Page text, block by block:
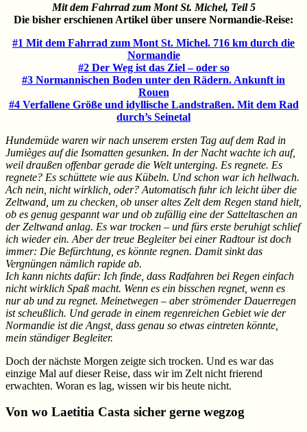
Mit dem Fahrrad zum Mont St. Michel, Teil 5
Die bisher erschienen Artikel über unsere Normandie-Reise:
#1 Mit dem Fahrrad zum Mont St. Michel. 716 km durch die
Normandie
#2 Der Weg ist das Ziel – oder so
#3 Normannischen Boden unter den Rädern. Ankunft in
Rouen
#4 Verfallene Größe und idyllische Landstraßen. Mit dem Rad
durch’s Seinetal
Hundemüde waren wir nach unserem ersten Tag auf dem Rad in
Jumièges auf die Isomatten gesunken. In der Nacht wachte ich auf,
weil draußen offenbar gerade die Welt unterging. Es regnete. Es
regnete? Es schüttete wie aus Kübeln. Und schon war ich hellwach.
Ach nein, nicht wirklich, oder? Automatisch fuhr ich leicht über die
Zeltwand, um zu checken, ob unser altes Zelt dem Regen stand hielt,
ob es genug gespannt war und ob zufällig eine der Satteltaschen an
der Zeltwand anlag. Es war trocken – und fürs erste beruhigt schlief
ich wieder ein. Aber der treue Begleiter bei einer Radtour ist doch
immer: Die Befürchtung, es könnte regnen. Damit sinkt das
Vergnüngen nämlich rapide ab.
Ich kann nichts dafür: Ich finde, dass Radfahren bei Regen einfach
nicht wirklich Spaß macht. Wenn es ein bisschen regnet, wenn es
nur ab und zu regnet. Meinetwegen – aber strömender Dauerregen
ist scheußlich. Und gerade in einem regenreichen Gebiet wie der
Normandie ist die Angst, dass genau so etwas eintreten könnte,
mein ständiger Begleiter.
Doch der nächste Morgen zeigte sich trocken. Und es war das
einzige Mal auf dieser Reise, dass wir im Zelt nicht frierend
erwachten. Woran es lag, wissen wir bis heute nicht.
Von wo Laetitia Casta sicher gerne wegzog